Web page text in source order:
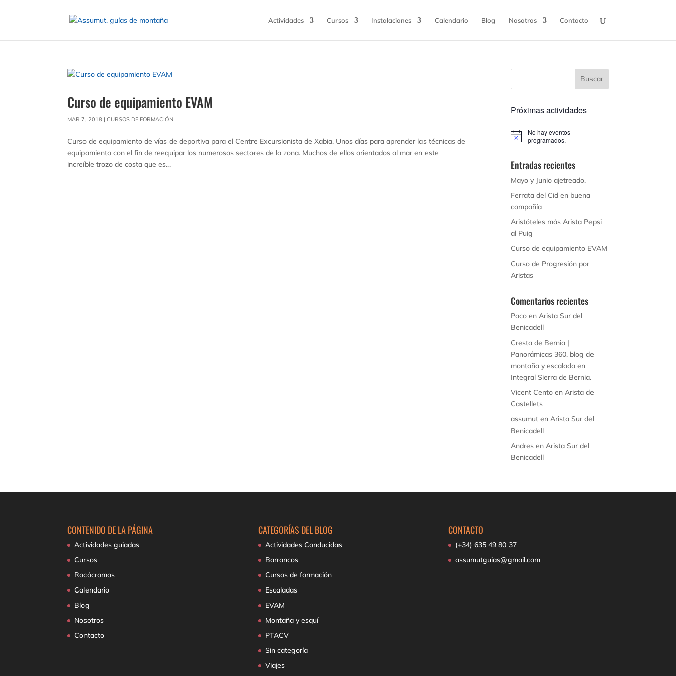
Actividades Cursos Instalaciones Calendario Blog Nosotros Contacto
Curso de equipamiento EVAM
MAR 7, 2018 |CURSOS DE FORMACIÓN
Curso de equipamiento de vías de deportiva para el Centre Excursionista de Xabia. Unos días para aprender las técnicas de
equipamiento con el fin de reequipar los numerosos sectores de la zona. Muchos de ellos orientados al mar en este
increíble trozo de costa que es...
Próximas actividades
Aviso
No hay eventos
programados.
Entradas recientes
Mayo y Junio ajetreado.
Ferrata del Cid en buena
compañía
Aristóteles más Arista Pepsi
al Puig
Curso de equipamiento EVAM
Curso de Progresión por
Aristas
Comentarios recientes
Paco enArista Sur del
Benicadell
Cresta de Bernia |
Panorámicas 360, blog de
montaña y escalada en
Integral Sierra de Bernia.
Vicent Cento enArista de
Castellets
assumut enArista Sur del
Benicadell
Andres enArista Sur del
Benicadell
CONTENIDO DE LA PÁGINA
Actividades guiadas
Cursos
Rocócromos
Calendario
Blog
Nosotros
Contacto
CATEGORÍAS DEL BLOG
Actividades Conducidas
Barrancos
Cursos de formación
Escaladas
EVAM
Montaña y esquí
PTACV
Sin categoría
Viajes
CONTACTO
(+34) 635 49 80 37
assumutguias@gmail.com